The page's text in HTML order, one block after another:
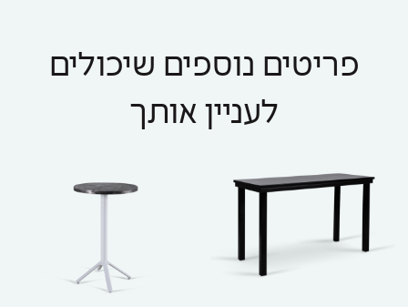
פריטים נוספים שיכולים
לעניין אותך